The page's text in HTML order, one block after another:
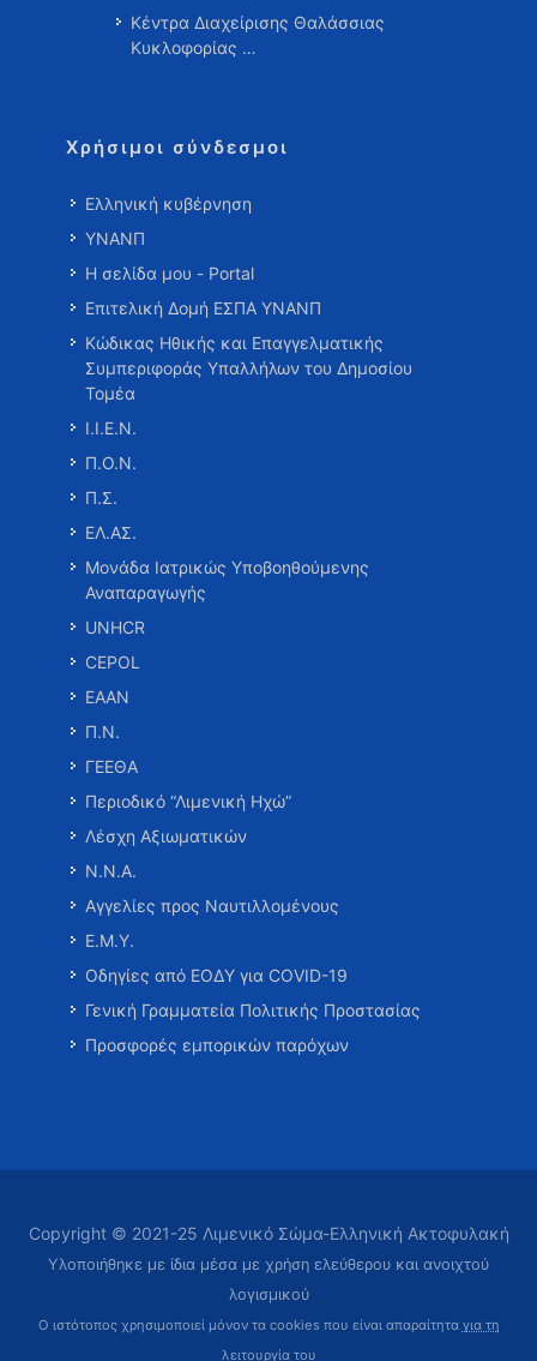
Κέντρα Διαχείρισης Θαλάσσιας
Κυκλοφορίας …
Χρήσιμοι σύνδεσμοι
Ελληνική κυβέρνηση
ΥΝΑΝΠ
Η σελίδα μου - Portal
Επιτελική Δομή ΕΣΠΑ ΥΝΑΝΠ
Κώδικας Ηθικής και Επαγγελματικής
Συμπεριφοράς Υπαλλήλων του Δημοσίου
Τομέα
Ι.Ι.Ε.Ν.
Π.Ο.Ν.
Π.Σ.
ΕΛ.ΑΣ.
Μονάδα Ιατρικώς Υποβοηθούμενης
Αναπαραγωγής
UNHCR
CEPOL
ΕΑΑΝ
Π.Ν.
ΓΕΕΘΑ
Περιοδικό “Λιμενική Ηχώ”
Λέσχη Αξιωματικών
Ν.Ν.Α.
Αγγελίες προς Ναυτιλλομένους
Ε.Μ.Υ.
Οδηγίες από ΕΟΔΥ για COVID-19
Γενική Γραμματεία Πολιτικής Προστασίας
Προσφορές εμπορικών παρόχων
Copyright © 2021-25 Λιμενικό Σώμα-Ελληνική Ακτοφυλακή
Υλοποιήθηκε με ίδια μέσα με χρήση ελεύθερου και ανοιχτού
λογισμικού
Ο ιστότοπος χρησιμοποιεί μόνον τα cookies που είναι απαραίτητα για τη
λειτουργία του